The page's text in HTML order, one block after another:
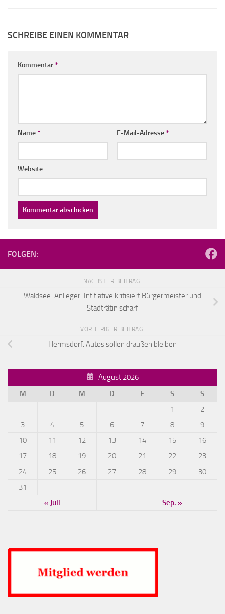
SCHREIBE EINEN KOMMENTAR
Kommentar*
Name* E-Mail-Adresse*
Website
FOLGEN:
NÄCHSTER BEITRAG
Waldsee-Anlieger-Intitiative kritisiert Bürgermeister und
Stadträtin scharf
VORHERIGER BEITRAG
Hermsdorf: Autos sollen draußen bleiben
August 2026
M
D M D F S
S
1
2
3
4 5 6 7 8
9
10
11 12 13 14 15
16
17
18 19 20 21 22
23
24
25 26 27 28 29
30
31
« Juli
Sep. »